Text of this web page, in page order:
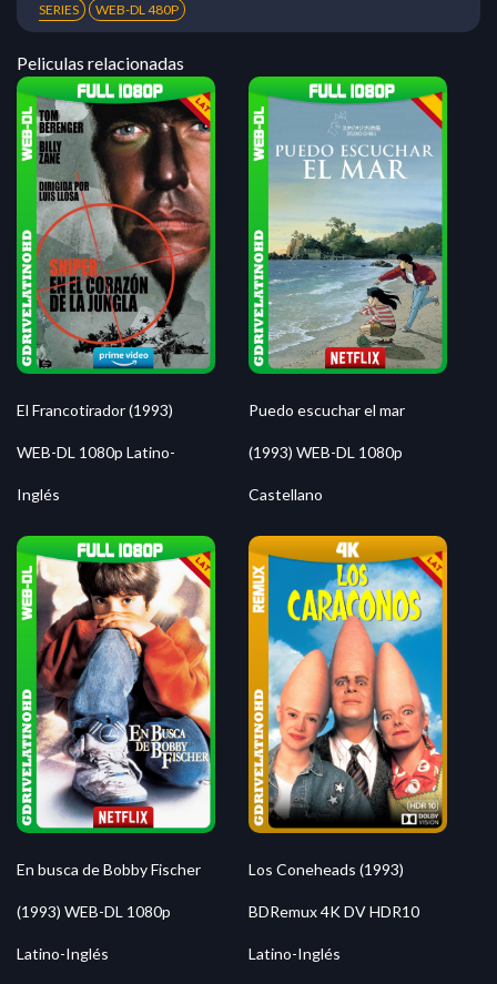
SERIES WEB-DL 480P
Peliculas relacionadas
El Francotirador (1993)
WEB-DL 1080p Latino-
Inglés
Puedo escuchar el mar
(1993) WEB-DL 1080p
Castellano
En busca de Bobby Fischer
(1993) WEB-DL 1080p
Latino-Inglés
Los Coneheads (1993)
BDRemux 4K DV HDR10
Latino-Inglés